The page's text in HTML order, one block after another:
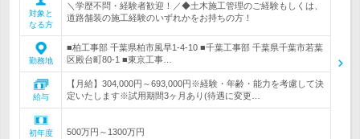
対象と
なる方
＼学歴不問・経験者歓迎！／◆土木施工管理のご経験もしくは、
道路舗装の施工経験のいずれかをお持ちの方！
勤務地
■柏工事部 千葉県柏市風早1-4-10 ■千葉工事部 千葉県千葉市若葉
区殿台町80-1 ■東京工事…
給与
【月給】304,000円～693,000円※経験・年齢・能力を考慮して決
定いたします※試用期間3ヶ月あり(待遇に変更…
初年度
500万円～1300万円